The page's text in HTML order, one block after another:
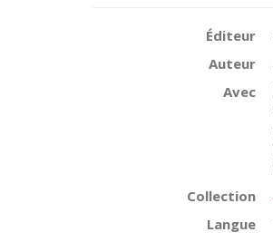
Éditeur
Auteur
Avec
Collection
Langue